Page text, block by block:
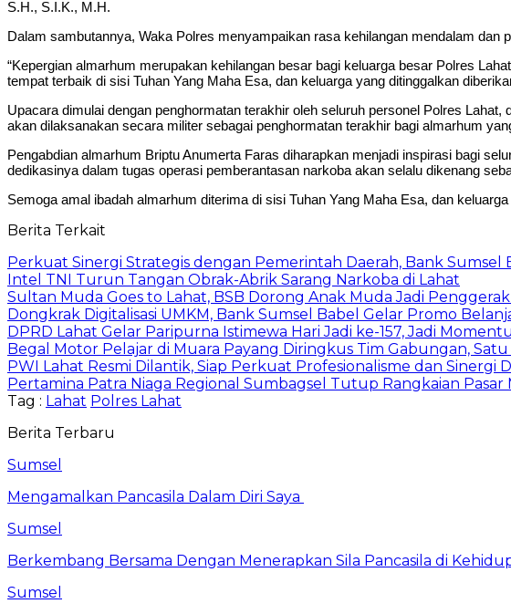
S.H., S.I.K., M.H.
Dalam sambutannya, Waka Polres menyampaikan rasa kehilangan mendalam
“Kepergian almarhum merupakan kehilangan besar bagi keluarga besar Polres
tempat terbaik di sisi Tuhan Yang Maha Esa, dan keluarga yang ditinggalkan
Upacara dimulai dengan penghormatan terakhir oleh seluruh personel Polres
akan dilaksanakan secara militer sebagai penghormatan terakhir bagi almarhum
Pengabdian almarhum Briptu Anumerta Faras diharapkan menjadi inspirasi bagi
dedikasinya dalam tugas operasi pemberantasan narkoba akan selalu dikenang
Semoga amal ibadah almarhum diterima di sisi Tuhan Yang Maha Esa, dan
Berita Terkait
Perkuat Sinergi Strategis dengan Pemerintah Daerah, Bank
Intel TNI Turun Tangan Obrak-Abrik Sarang Narkoba di Lahat
Sultan Muda Goes to Lahat, BSB Dorong Anak Muda Jadi
Dongkrak Digitalisasi UMKM, Bank Sumsel Babel Gelar Promo
DPRD Lahat Gelar Paripurna Istimewa Hari Jadi ke-157, Jadi
Begal Motor Pelajar di Muara Payang Diringkus Tim Gabungan,
PWI Lahat Resmi Dilantik, Siap Perkuat Profesionalisme dan Sinergi
Pertamina Patra Niaga Regional Sumbagsel Tutup Rangkaian
Tag : Lahat Polres Lahat
Berita Terbaru
Sumsel
Mengamalkan Pancasila Dalam Diri Saya
Sumsel
Berkembang Bersama Dengan Menerapkan Sila Pancasila di
Sumsel